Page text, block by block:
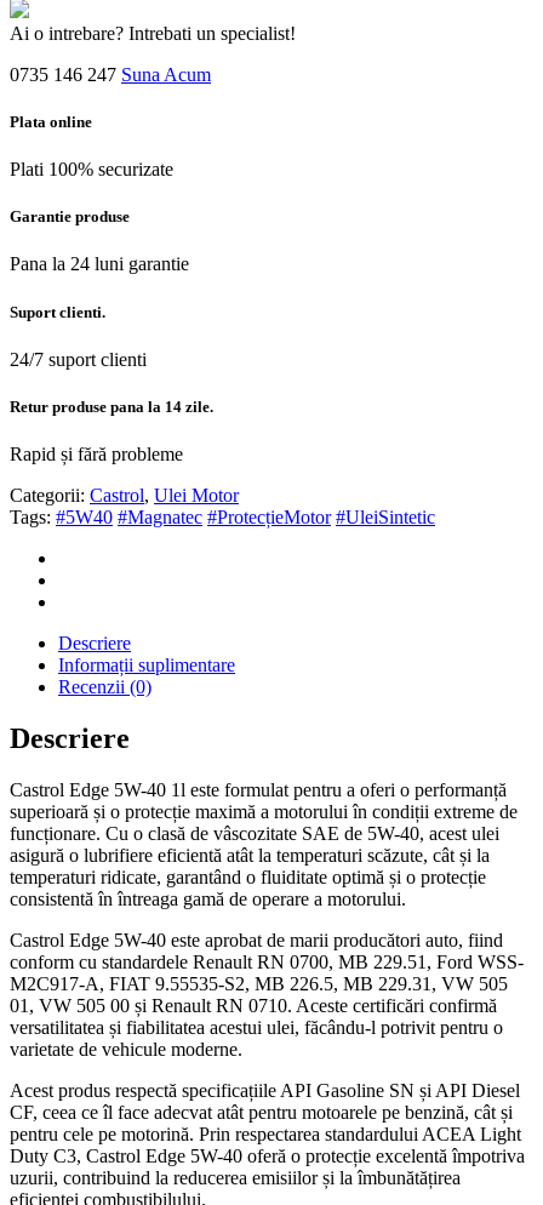
Ai o intrebare? Intrebati un specialist!
0735 146 247 Suna Acum
Plata online
Plati 100% securizate
Garantie produse
Pana la 24 luni garantie
Suport clienti.
24/7 suport clienti
Retur produse pana la 14 zile.
Rapid și fără probleme
Categorii: Castrol, Ulei Motor
Tags: #5W40 #Magnatec #ProtecțieMotor #UleiSintetic
Descriere
Informații suplimentare
Recenzii (0)
Descriere
Castrol Edge 5W-40 1l este formulat pentru a oferi o performanță
superioară și o protecție maximă a motorului în condiții extreme de
funcționare. Cu o clasă de vâscozitate SAE de 5W-40, acest ulei
asigură o lubrifiere eficientă atât la temperaturi scăzute, cât și la
temperaturi ridicate, garantând o fluiditate optimă și o protecție
consistentă în întreaga gamă de operare a motorului.
Castrol Edge 5W-40 este aprobat de marii producători auto, fiind
conform cu standardele Renault RN 0700, MB 229.51, Ford WSS-
M2C917-A, FIAT 9.55535-S2, MB 226.5, MB 229.31, VW 505
01, VW 505 00 și Renault RN 0710. Aceste certificări confirmă
versatilitatea și fiabilitatea acestui ulei, făcându-l potrivit pentru o
varietate de vehicule moderne.
Acest produs respectă specificațiile API Gasoline SN și API Diesel
CF, ceea ce îl face adecvat atât pentru motoarele pe benzină, cât și
pentru cele pe motorină. Prin respectarea standardului ACEA Light
Duty C3, Castrol Edge 5W-40 oferă o protecție excelentă împotriva
uzurii, contribuind la reducerea emisiilor și la îmbunătățirea
eficienței combustibilului.